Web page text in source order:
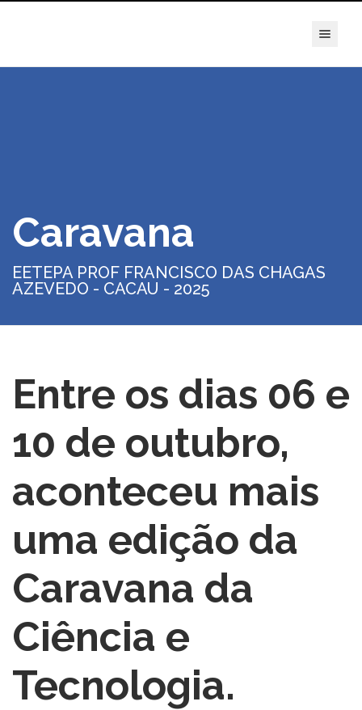
true
Caravana
EETEPA PROF FRANCISCO DAS CHAGAS
AZEVEDO - CACAU - 2025
Entre os dias 06 e
10 de outubro,
aconteceu mais
uma edição da
Caravana da
Ciência e
Tecnologia.